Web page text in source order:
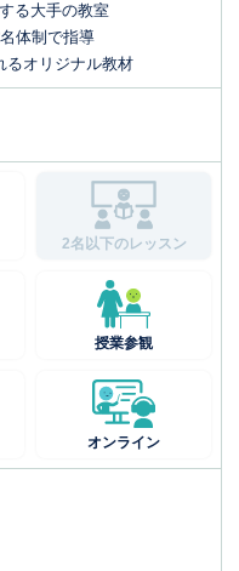
る大手の教室
体制で指導
るオリジナル教材
2名以下のレッスン
授業参観
オンライン